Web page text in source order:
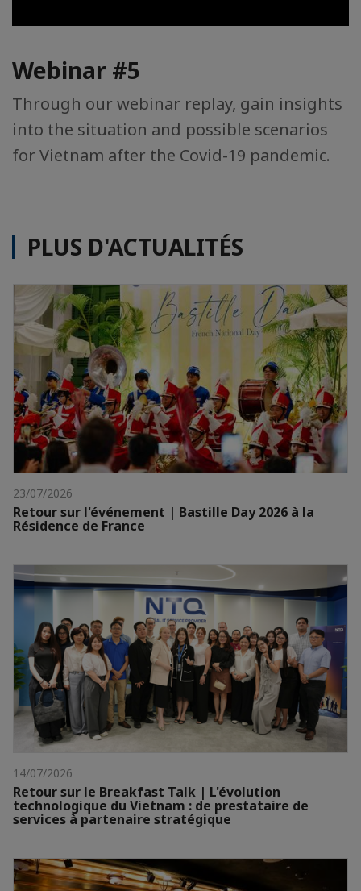
Webinar #5
Through our webinar replay, gain insights
into the situation and possible scenarios
for Vietnam after the Covid-19 pandemic.
PLUS D'ACTUALITÉS
23/07/2026
Retour sur l'événement | Bastille Day 2026 à la
Résidence de France
14/07/2026
Retour sur le Breakfast Talk | L'évolution
technologique du Vietnam : de prestataire de
services à partenaire stratégique